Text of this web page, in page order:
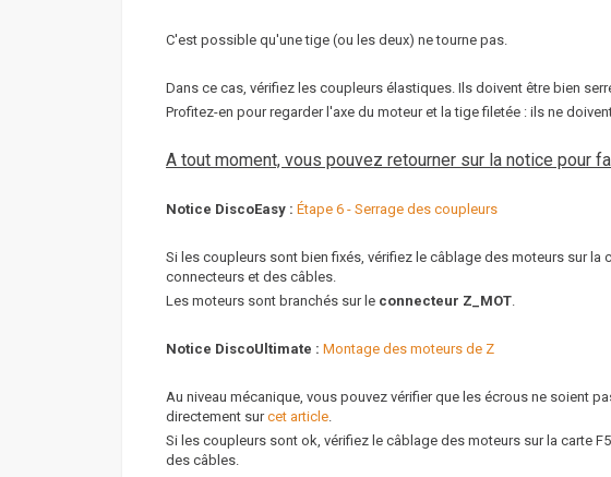
C'est possible qu'une tige (ou les deux) ne tourne pas.
Dans ce cas, vérifiez les coupleurs élastiques. Ils doivent être bien
Profitez-en pour regarder l'axe du moteur et la tige filetée : ils ne
A tout moment, vous pouvez retourner sur la notice pour
Notice DiscoEasy : Étape 6 - Serrage des coupleurs
Si les coupleurs sont bien fixés, vérifiez le câblage des moteurs sur la
connecteurs et des câbles.
Les moteurs sont branchés sur le connecteur Z_MOT
Notice DiscoUltimate : Montage des moteurs de Z
Au niveau mécanique, vous pouvez vérifier que les écrous ne soient
directement surcet article
Si les coupleurs sont ok, vérifiez le câblage des moteurs sur la carte
des câbles.